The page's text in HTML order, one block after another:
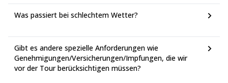
Alle Mahlzeiten inbegriffen
Ende der Tour
Zusätzliche Unterkünfte können gegen Aufpreis
arrangiert werden.
Was passiert bei schlechtem Wetter?
Gibt es andere spezielle Anforderungen wie
Genehmigungen/Versicherungen/Impfungen, die wir
vor der Tour berücksichtigen müssen?